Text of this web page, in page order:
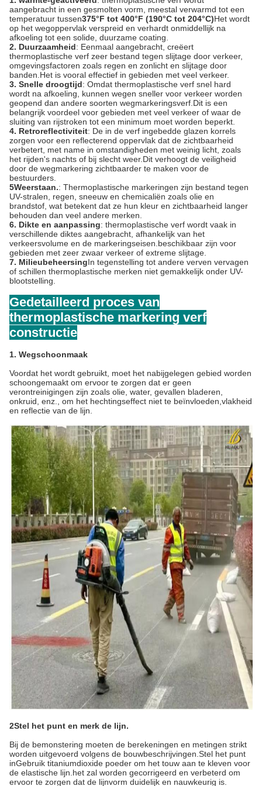
aangebracht in een gesmolten vorm, meestal verwarmd tot een
temperatuur tussen375°F tot 400°F (190°C tot 204°C)Het wordt
op het wegoppervlak verspreid en verhardt onmiddellijk na
afkoeling tot een solide, duurzame coating.
2. Duurzaamheid: Eenmaal aangebracht, creëert
thermoplastische verf zeer bestand tegen slijtage door verkeer,
omgevingsfactoren zoals regen en zonlicht en slijtage door
banden.Het is vooral effectief in gebieden met veel verkeer.
3. Snelle droogtijd: Omdat thermoplastische verf snel hard
wordt na afkoeling, kunnen wegen sneller voor verkeer worden
geopend dan andere soorten wegmarkeringsverf.Dit is een
belangrijk voordeel voor gebieden met veel verkeer of waar de
sluiting van rijstroken tot een minimum moet worden beperkt.
4. Retroreflectiviteit: De in de verf ingebedde glazen korrels
zorgen voor een reflecterend oppervlak dat de zichtbaarheid
verbetert, met name in omstandigheden met weinig licht, zoals
het rijden's nachts of bij slecht weer.Dit verhoogt de veiligheid
door de wegmarkering zichtbaarder te maken voor de
bestuurders.
5Weerstaan.: Thermoplastische markeringen zijn bestand tegen
UV-stralen, regen, sneeuw en chemicaliën zoals olie en
brandstof, wat betekent dat ze hun kleur en zichtbaarheid langer
behouden dan veel andere merken.
6. Dikte en aanpassing: thermoplastische verf wordt vaak in
verschillende diktes aangebracht, afhankelijk van het
verkeersvolume en de markeringseisen.beschikbaar zijn voor
gebieden met zeer zwaar verkeer of extreme slijtage.
7. MilieubeheersingIn tegenstelling tot andere verven vervagen
of schillen thermoplastische merken niet gemakkelijk onder UV-
blootstelling.
Gedetailleerd proces van
thermoplastische markering verf
constructie
1. Wegschoonmaak
Voordat het wordt gebruikt, moet het nabijgelegen gebied worden
schoongemaakt om ervoor te zorgen dat er geen
verontreinigingen zijn zoals olie, water, gevallen bladeren,
onkruid, enz., om het hechtingseffect niet te beïnvloeden,vlakheid
en reflectie van de lijn.
2Stel het punt en merk de lijn.
Bij de bemonstering moeten de berekeningen en metingen strikt
worden uitgevoerd volgens de bouwbeschrijvingen.Stel het punt
inGebruik titaniumdioxide poeder om het touw aan te kleven voor
de elastische lijn.het zal worden gecorrigeerd en verbeterd om
ervoor te zorgen dat de lijnvorm duidelijk en nauwkeurig is.